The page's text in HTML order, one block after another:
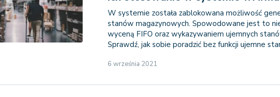
W systemie została zablokowana możliwość
stanów magazynowych. Spowodowane jest to
wyceną FIFO oraz wykazywaniem ujemnych
Sprawdź, jak sobie poradzić bez funkcji ujemne
6 września 2021